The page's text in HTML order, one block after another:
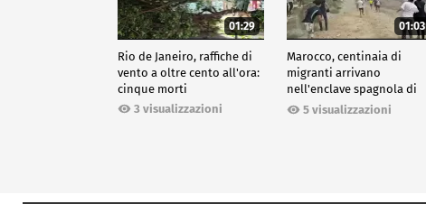
01:29
Rio de Janeiro, raffiche di
vento a oltre cento all'ora:
cinque morti
3 visualizzazioni
01:03
Marocco, centinaia di
migranti arrivano
nell'enclave spagnola di
Ceuta5 visualizzazioni